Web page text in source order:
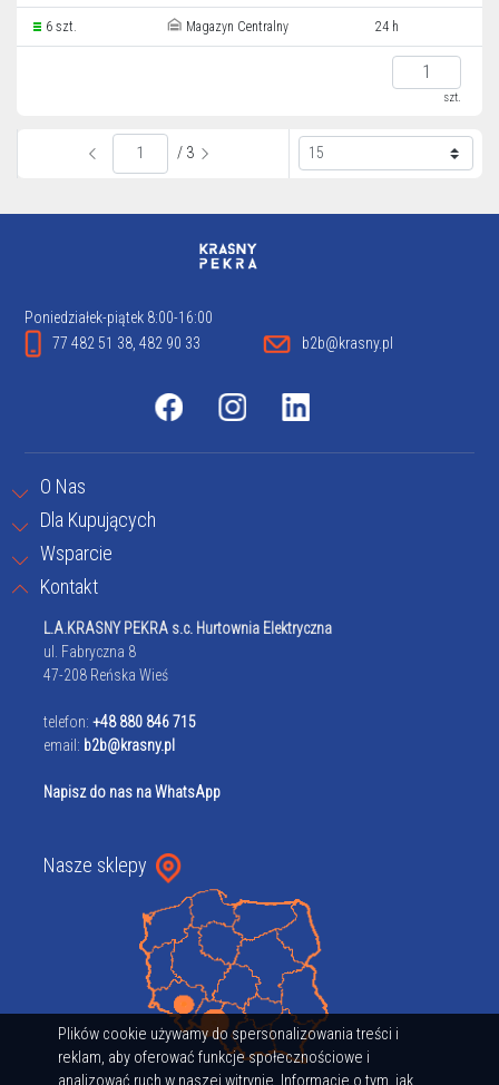
Plików cookie używamy do spersonalizowania treści i
reklam, aby oferować funkcje społecznościowe i
analizować ruch w naszej witrynie. Informacje o tym, jak
6 szt. Magazyn Centralny 24 h
szt.
/ 3
Poniedziałek-piątek 8:00-16:00
77 482 51 38, 482 90 33
b2b@krasny.pl
O Nas
Dla Kupujących
Wsparcie
Kontakt
L.A.KRASNY PEKRA s.c. Hurtownia Elektryczna
ul. Fabryczna 8
47-208 Reńska Wieś
telefon: +48 880 846 715
email: b2b@krasny.pl
Napisz do nas na WhatsApp
Nasze sklepy